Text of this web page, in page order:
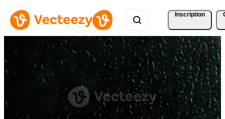
Inscription